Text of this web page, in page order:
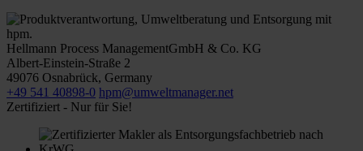
Hellmann Process ManagementGmbH & Co. KG
Albert-Einstein-Straße 2
49076 Osnabrück, Germany
+49 541 40898-0 hpm@umweltmanager.net
Zertifiziert - Nur für Sie!